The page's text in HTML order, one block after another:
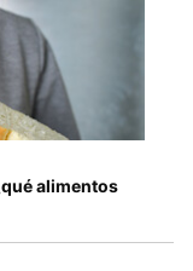
alimentos